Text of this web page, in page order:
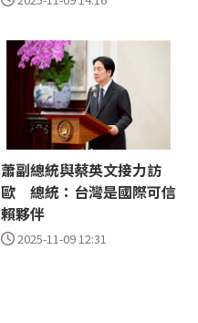
蕭副總統與蔡英文接力訪
歐 總統：台灣是國際可信
賴夥伴
2025-11-09 12:31